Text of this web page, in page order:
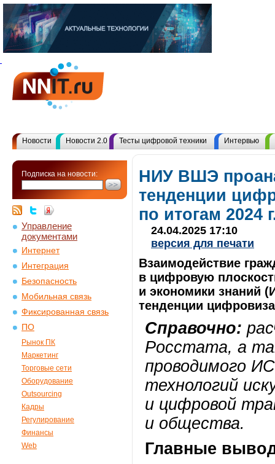
Новости Новости 2.0 Тесты цифровой техники Интервью
Подписка на новости:
Управление
документами
Интернет
Интеграция
Безопасность
Мобильная связь
Фиксированная связь
ПО
Рынок ПК
Маркетинг
Торговые сети
Оборудование
Outsourcing
Кадры
Регулирование
Финансы
Web
НИУ ВШЭ
тенденции
по итогам 2024
24.04.2025 17:10
версия для печати
Взаимодействие
в цифровую
и экономики знаний
тенденции
Справочно:
Росстата, а
проводимого
технологий
и цифровой
и общества.
Главные